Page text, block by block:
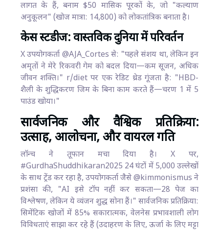
लागत के हैं, बनाम $50 मासिक पूरकों के, जो "कल्याण
अनुकूलन" (खोज मात्रा: 14,800) को लोकतांत्रिक बनाता है।
केस स्टडीज: वास्तविक दुनिया में परिवर्तन
X उपयोगकर्ता @AJA_Cortes से: "पहले संशय था, लेकिन इन
अमृतों ने मेरे रिकवरी गेम को बदल दिया—कम सूजन, अधिक
जीवन शक्ति।" r/diet पर एक रेडिट थ्रेड गूंजता है: "HBD-
शैली के शुद्धिकरण जिम के बिना काम करते हैं—चरण 1 में 5
पाउंड खोया।"
सार्वजनिक और वैश्विक प्रतिक्रिया:
उत्साह, आलोचना, और वायरल गति
लॉन्च ने तूफान मचा दिया है। X पर,
#GurdhaShuddhikaran2025 24 घंटों में 5,000 उल्लेखों
के साथ ट्रेंड कर रहा है, उपयोगकर्ता जैसे @kimmonismus ने
प्रशंसा की, "AI इसे टॉप नहीं कर सकता—28 पेज का
विश्लेषण, लेकिन ये व्यंजन शुद्ध सोना हैं।" सार्वजनिक प्रतिक्रिया:
सिमेंटिक खोजों में 85% सकारात्मक, वेलनेस प्रभावशाली लोग
विविधताएं साझा कर रहे हैं (उदाहरण के लिए, ऊर्जा के लिए मट्टा